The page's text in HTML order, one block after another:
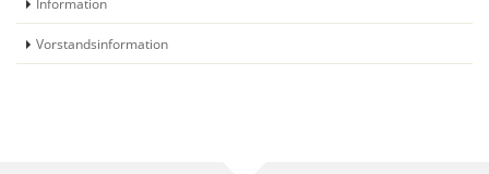
Information
Vorstandsinformation